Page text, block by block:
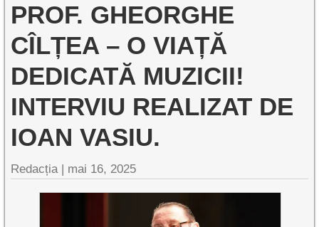
PROF. GHEORGHE
CÎLȚEA – O VIAȚĂ
DEDICATĂ MUZICII!
INTERVIU REALIZAT DE
IOAN VASIU.
Redacția | mai 16, 2025